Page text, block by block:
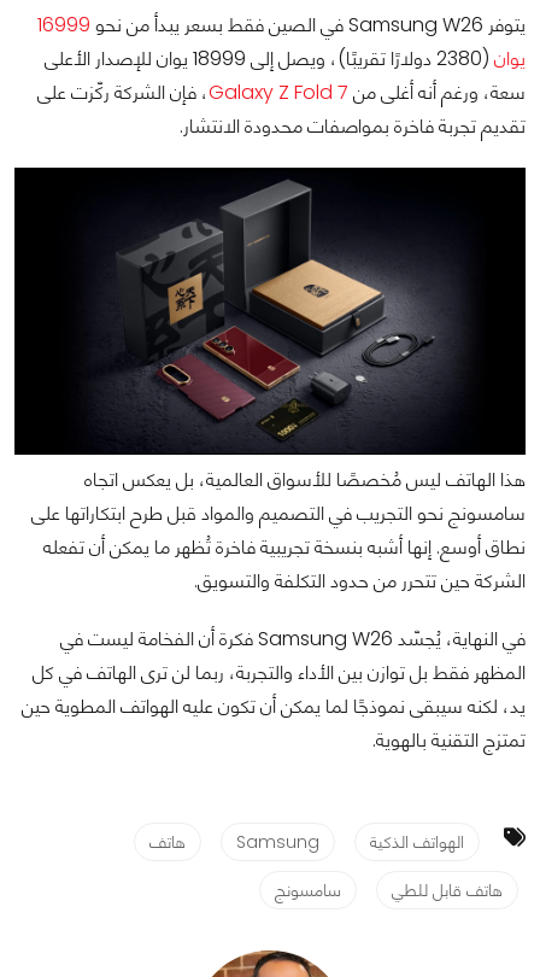
يتوفر Samsung W26 في الصين فقط بسعر يبدأ من نحو
16999
يوان
(2380 دولارًا تقريبًا)، ويصل إلى 18999 يوان للإصدار الأعلى
سعة، ورغم أنه أغلى من Galaxy Z Fold 7، فإن الشركة ركّزت على
تقديم تجربة فاخرة بمواصفات محدودة الانتشار.
هذا الهاتف ليس مُخصصًا للأسواق العالمية، بل يعكس اتجاه
سامسونج نحو التجريب في التصميم والمواد قبل طرح ابتكاراتها على
نطاق أوسع. إنها أشبه بنسخة تجريبية فاخرة تُظهر ما يمكن أن تفعله
الشركة حين تتحرر من حدود التكلفة والتسويق.
في النهاية، يُجسّد Samsung W26 فكرة أن الفخامة ليست في
المظهر فقط بل توازن بين الأداء والتجربة، ربما لن ترى الهاتف في كل
يد، لكنه سيبقى نموذجًا لما يمكن أن تكون عليه الهواتف المطوية حين
تمتزج التقنية بالهوية.
الهواتف الذكية Samsung
هاتف
هاتف قابل للطي
سامسونج